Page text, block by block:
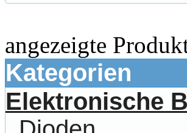
angezeigte
Kategorien
Elektronische